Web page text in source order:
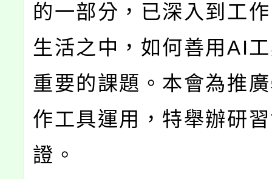
的一部分，已深入到工
生活之中，如何善用AI
重要的課題。本會為推
作工具運用，特舉辦研
證。